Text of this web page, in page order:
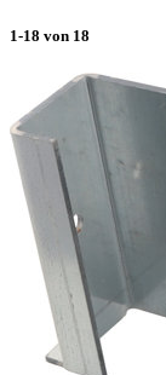
1-18 von 18